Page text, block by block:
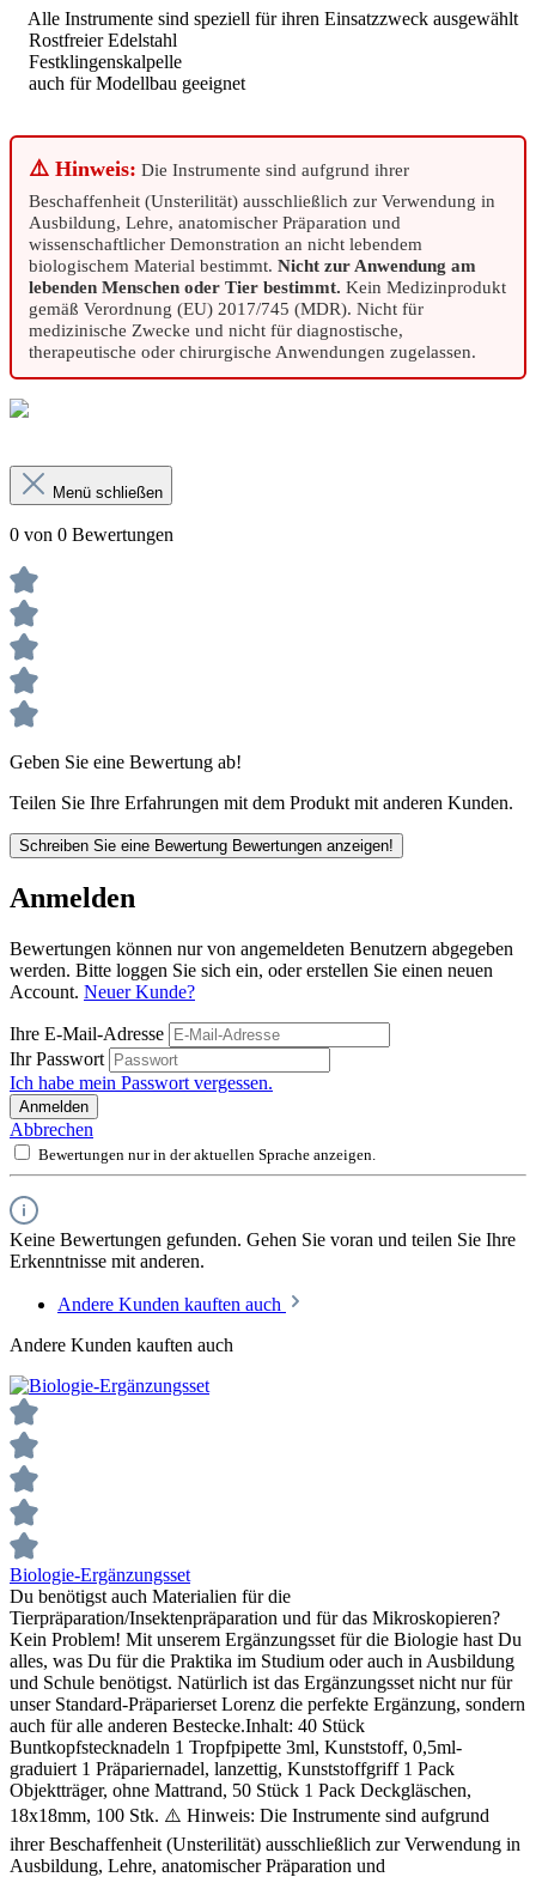
Alle Instrumente sind speziell für ihren Einsatzzweck ausgewählt
Rostfreier Edelstahl
Festklingenskalpelle
auch für Modellbau geeignet
⚠️ Hinweis: Die Instrumente sind aufgrund ihrer
Beschaffenheit (Unsterilität) ausschließlich zur Verwendung in
Ausbildung, Lehre, anatomischer Präparation und
wissenschaftlicher Demonstration an nicht lebendem
biologischem Material bestimmt. Nicht zur Anwendung am
lebenden Menschen oder Tier bestimmt. Kein Medizinprodukt
gemäß Verordnung (EU) 2017/745 (MDR). Nicht für
medizinische Zwecke und nicht für diagnostische,
therapeutische oder chirurgische Anwendungen zugelassen.
Menü schließen
0 von 0 Bewertungen
Geben Sie eine Bewertung ab!
Teilen Sie Ihre Erfahrungen mit dem Produkt mit anderen Kunden.
Schreiben Sie eine Bewertung Bewertungen anzeigen!
Anmelden
Bewertungen können nur von angemeldeten Benutzern abgegeben
werden. Bitte loggen Sie sich ein, oder erstellen Sie einen neuen
Account. Neuer Kunde?
Ihre E-Mail-Adresse
Ihr Passwort
Ich habe mein Passwort vergessen.
Anmelden
Abbrechen
Bewertungen nur in der aktuellen Sprache anzeigen.
Keine Bewertungen gefunden. Gehen Sie voran und teilen Sie Ihre
Erkenntnisse mit anderen.
Andere Kunden kauften auch
Andere Kunden kauften auch
Biologie-Ergänzungsset
Du benötigst auch Materialien für die
Tierpräparation/Insektenpräparation und für das Mikroskopieren?
Kein Problem! Mit unserem Ergänzungsset für die Biologie hast Du
alles, was Du für die Praktika im Studium oder auch in Ausbildung
und Schule benötigst. Natürlich ist das Ergänzungsset nicht nur für
unser Standard-Präparierset Lorenz die perfekte Ergänzung, sondern
auch für alle anderen Bestecke.Inhalt: 40 Stück
Buntkopfstecknadeln 1 Tropfpipette 3ml, Kunststoff, 0,5ml-
graduiert 1 Präpariernadel, lanzettig, Kunststoffgriff 1 Pack
Objektträger, ohne Mattrand, 50 Stück 1 Pack Deckgläschen,
18x18mm, 100 Stk. ⚠️ Hinweis: Die Instrumente sind aufgrund
ihrer Beschaffenheit (Unsterilität) ausschließlich zur Verwendung in
Ausbildung, Lehre, anatomischer Präparation und